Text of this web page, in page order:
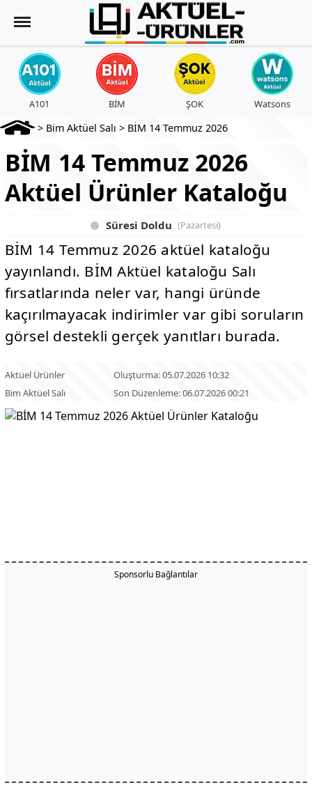
A101 BİM ŞOK Watsons
> Bim Aktüel Salı > BİM 14 Temmuz 2026
BİM 14 Temmuz 2026
Aktüel Ürünler Kataloğu
Süresi Doldu (Pazartesi)
BİM 14 Temmuz 2026 aktüel kataloğu
yayınlandı. BİM Aktüel kataloğu Salı
fırsatlarında neler var, hangi üründe
kaçırılmayacak indirimler var gibi soruların
görsel destekli gerçek yanıtları burada.
Aktüel Ürünler
Bim Aktüel Salı
Oluşturma: 05.07.2026 10:32
Son Düzenleme: 06.07.2026 00:21
Sponsorlu Bağlantılar